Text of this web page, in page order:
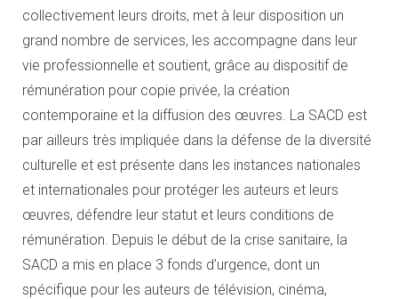
collectivement leurs droits, met à leur disposition un
grand nombre de services, les accompagne dans leur
vie professionnelle et soutient, grâce au dispositif de
rémunération pour copie privée, la création
contemporaine et la diffusion des œuvres. La SACD est
par ailleurs très impliquée dans la défense de la diversité
culturelle et est présente dans les instances nationales
et internationales pour protéger les auteurs et leurs
œuvres, défendre leur statut et leurs conditions de
rémunération. Depuis le début de la crise sanitaire, la
SACD a mis en place 3 fonds d’urgence, dont un
spécifique pour les auteurs de télévision, cinéma,